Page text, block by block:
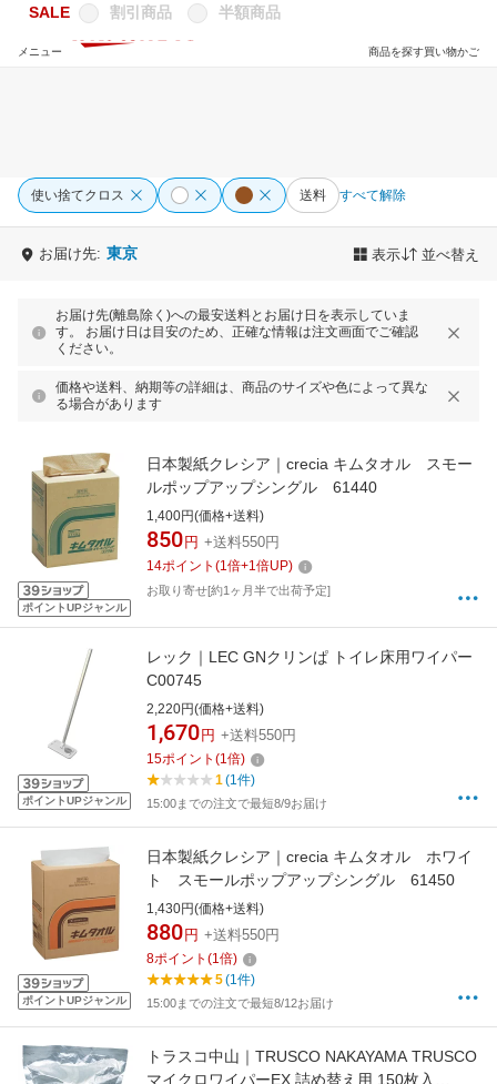
買い物かご
商品を探す
メニュー
SALE 割引商品 半額商品
使い捨てクロス 送料 すべて解除
お届け先: 東京 表示 並べ替え
お届け先(離島除く)への最安送料とお届け日を表示していま
す。 お届け日は目安のため、正確な情報は注文画面でご確認
ください。
価格や送料、納期等の詳細は、商品のサイズや色によって異な
る場合があります
ポイントUPジャンル
日本製紙クレシア｜crecia キムタオル スモー
ルポップアップシングル 61440
1,400円(価格+送料)
850 円 +送料550円
14ポイント (1倍+1倍UP)
お取り寄せ[約1ヶ月半で出荷予定]
ポイントUPジャンル
レック｜LEC GNクリンぱ トイレ床用ワイパー
C00745
2,220円(価格+送料)
1,670 円 +送料550円
15ポイント (1倍)
1(1件)
15:00までの注文で最短8/9お届け
ポイントUPジャンル
日本製紙クレシア｜crecia キムタオル ホワイ
ト スモールポップアップシングル 61450
1,430円(価格+送料)
880 円 +送料550円
8ポイント (1倍)
5(1件)
15:00までの注文で最短8/12お届け
トラスコ中山｜TRUSCO NAKAYAMA TRUSCO
マイクロワイパーEX 詰め替え用 150枚入